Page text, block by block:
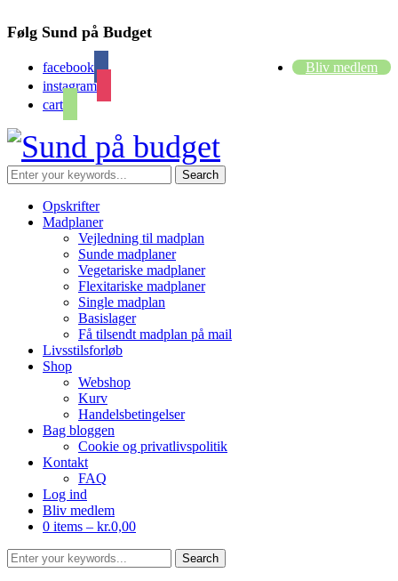
Følg Sund på Budget
facebook
instagram
cart
Bliv medlem
Opskrifter
Madplaner
Vejledning til madplan
Sunde madplaner
Vegetariske madplaner
Flexitariske madplaner
Single madplan
Basislager
Få tilsendt madplan på mail
Livsstilsforløb
Shop
Webshop
Kurv
Handelsbetingelser
Bag bloggen
Cookie og privatlivspolitik
Kontakt
FAQ
Log ind
Bliv medlem
0 items – kr.0,00